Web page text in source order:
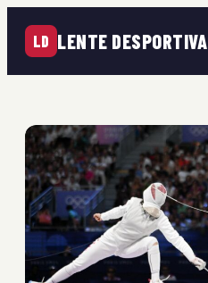
LD LENTE DESPORTIVA